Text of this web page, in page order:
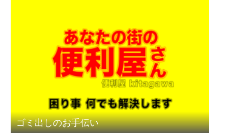
ゴミ出しのお手伝い